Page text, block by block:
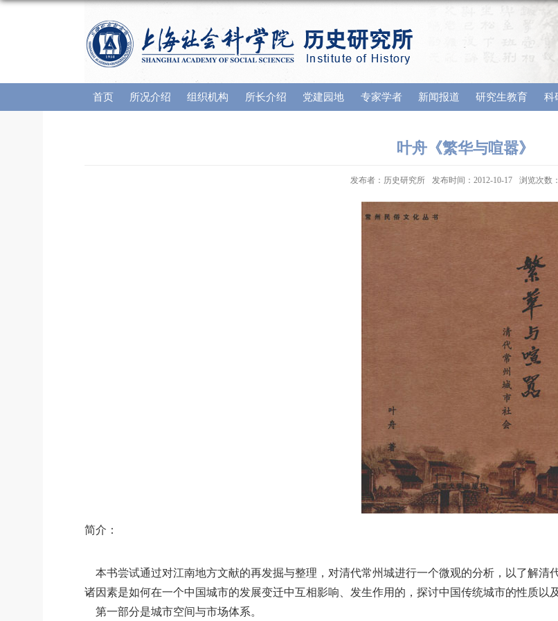
首页 所况介绍 组织机构 所长介绍 党建园地 专家学者 新闻报道 研究生教育 科
叶舟《繁华与喧嚣》
发布者：历史研究所 发布时间：2012-10-17 浏览次数：
简介：
本书尝试通过对江南地方文献的再发掘与整理，对清代常州城进行一个微观的分析，以了解清
诸因素是如何在一个中国城市的发展变迁中互相影响、发生作用的，探讨中国传统城市的性质以
第一部分是城市空间与市场体系。